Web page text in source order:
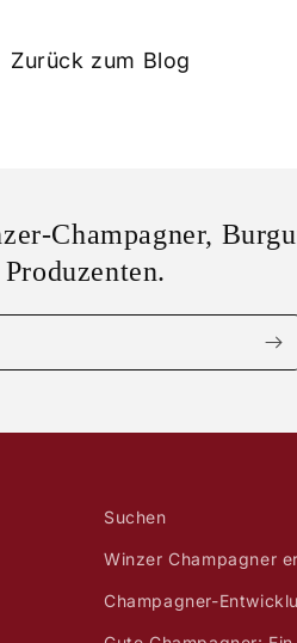
Zurück zum Blog
Champagner,
Produzenten.
Suchen
Winzer Champagner
Champagner-